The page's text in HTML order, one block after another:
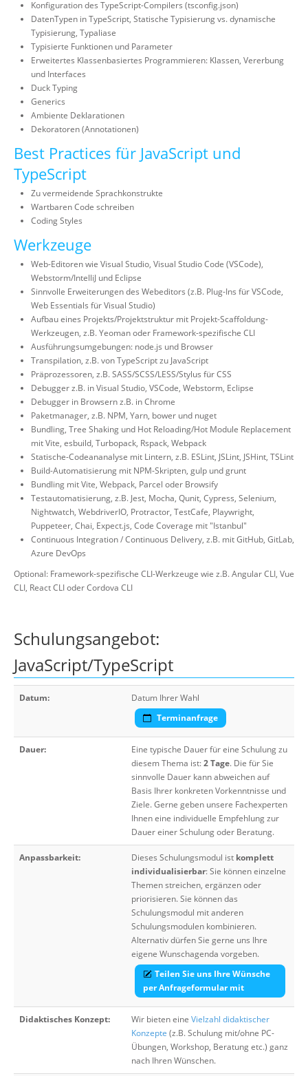
Konfiguration des TypeScript-Compilers (tsconfig.json)
DatenTypen in TypeScript, Statische Typisierung vs. dynamische
Typisierung, Typaliase
Typisierte Funktionen und Parameter
Erweitertes Klassenbasiertes Programmieren: Klassen, Vererbung
und Interfaces
Duck Typing
Generics
Ambiente Deklarationen
Dekoratoren (Annotationen)
Best Practices für JavaScript und
TypeScript
Zu vermeidende Sprachkonstrukte
Wartbaren Code schreiben
Coding Styles
Werkzeuge
Web-Editoren wie Visual Studio, Visual Studio Code (VSCode),
Webstorm/IntelliJ und Eclipse
Sinnvolle Erweiterungen des Webeditors (z.B. Plug-Ins für VSCode,
Web Essentials für Visual Studio)
Aufbau eines Projekts/Projektstruktur mit Projekt-Scaffoldung-
Werkzeugen, z.B. Yeoman oder Framework-spezifische CLI
Ausführungsumgebungen: node.js und Browser
Transpilation, z.B. von TypeScript zu JavaScript
Präprozessoren, z.B. SASS/SCSS/LESS/Stylus für CSS
Debugger z.B. in Visual Studio, VSCode, Webstorm, Eclipse
Debugger in Browsern z.B. in Chrome
Paketmanager, z.B. NPM, Yarn, bower und nuget
Bundling, Tree Shaking und Hot Reloading/Hot Module Replacement
mit Vite, esbuild, Turbopack, Rspack, Webpack
Statische-Codeananalyse mit Lintern, z.B. ESLint, JSLint, JSHint, TSLint
Build-Automatisierung mit NPM-Skripten, gulp und grunt
Bundling mit Vite, Webpack, Parcel oder Browsify
Testautomatisierung, z.B. Jest, Mocha, Qunit, Cypress, Selenium,
Nightwatch, WebdriverIO, Protractor, TestCafe, Playwright,
Puppeteer, Chai, Expect.js, Code Coverage mit "Istanbul"
Continuous Integration / Continuous Delivery, z.B. mit GitHub, GitLab,
Azure DevOps
Optional: Framework-spezifische CLI-Werkzeuge wie z.B. Angular CLI, Vue
CLI, React CLI oder Cordova CLI
Schulungsangebot:
JavaScript/TypeScript
Datum:
Datum Ihrer Wahl
Terminanfrage
Dauer:
Eine typische Dauer für eine Schulung zu
diesem Thema ist:2 Tage. Die für Sie
sinnvolle Dauer kann abweichen auf
Basis Ihrer konkreten Vorkenntnisse und
Ziele. Gerne geben unsere Fachexperten
Ihnen eine individuelle Empfehlung zur
Dauer einer Schulung oder Beratung.
Anpassbarkeit: Dieses Schulungsmodul ist komplett
individualisierbar: Sie können einzelne
Themen streichen, ergänzen oder
priorisieren. Sie können das
Schulungsmodul mit anderen
Schulungsmodulen kombinieren.
Alternativ dürfen Sie gerne uns Ihre
eigene Wunschagenda vorgeben.
Teilen Sie uns Ihre Wünsche
per Anfrageformular mit
Didaktisches Konzept: Wir bieten eine Vielzahl didaktischer
Konzepte (z.B. Schulung mit/ohne PC-
Übungen, Workshop, Beratung etc.) ganz
nach Ihren Wünschen.